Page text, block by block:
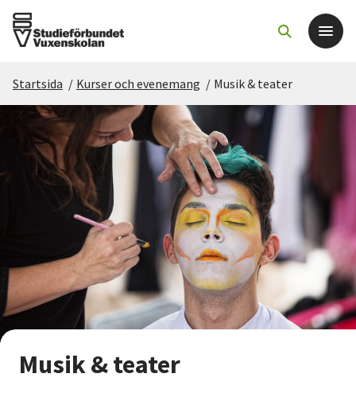
Det här gör vi
För dig som
Sök kurser och evenemang
Starta studiecirkel
Cirkelledare
Nyheter
Startsida / Kurser och evenemang / Musik & teater
Musik & teater